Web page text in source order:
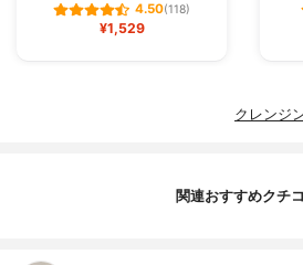
4.50(118)
¥1,529
クレンジ
関連おすすめクチ